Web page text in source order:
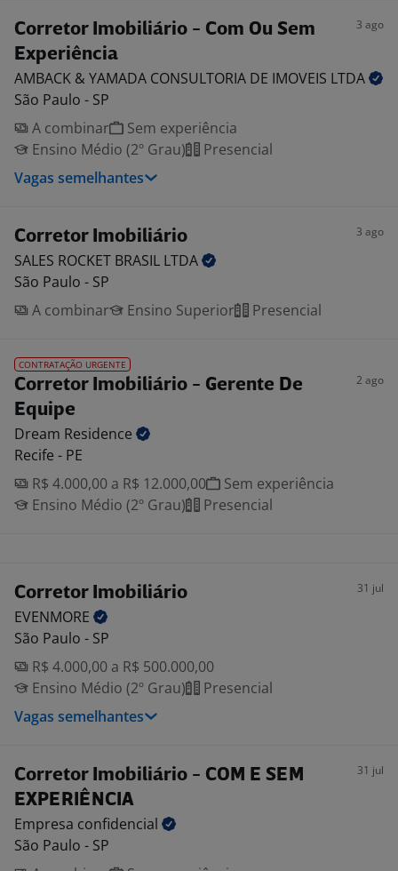
Corretor Imobiliário - Com Ou Sem
Experiência
3 ago
AMBACK & YAMADA CONSULTORIA DE IMOVEIS LTDA
São Paulo - SP
A combinar
Sem experiência
Ensino Médio (2º Grau)
Presencial
Vagas semelhantes
Corretor Imobiliário 3 ago
SALES ROCKET BRASIL LTDA
São Paulo - SP
A combinar
Ensino Superior Presencial
CONTRATAÇÃO URGENTE
Corretor Imobiliário - Gerente De
Equipe
2 ago
Dream Residence
Recife - PE
R$ 4.000,00 a R$ 12.000,00
Sem experiência
Ensino Médio (2º Grau)
Presencial
Corretor Imobiliário 31 jul
EVENMORE
São Paulo - SP
R$ 4.000,00 a R$ 500.000,00
Ensino Médio (2º Grau)
Presencial
Vagas semelhantes
Corretor Imobiliário - COM E SEM
EXPERIÊNCIA
31 jul
Empresa confidencial
São Paulo - SP